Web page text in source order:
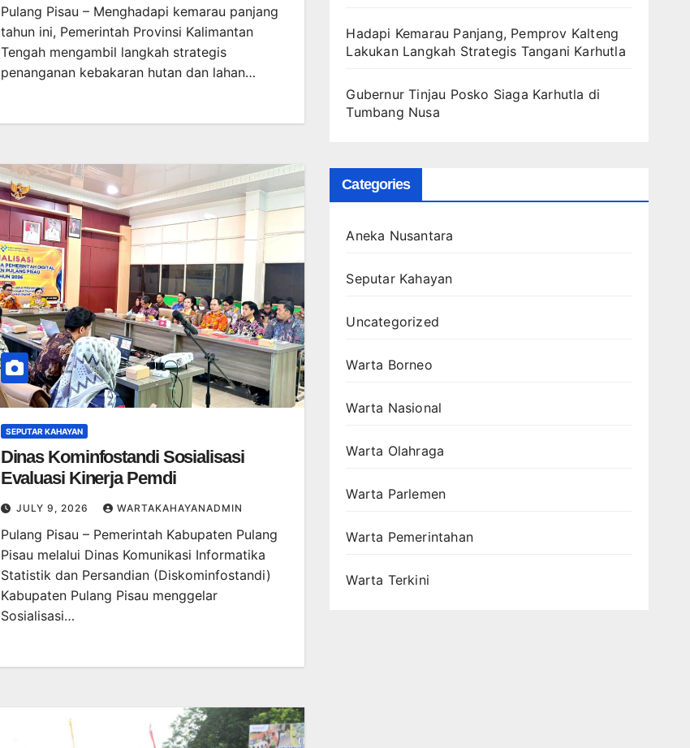
Pulang Pisau – Menghadapi kemarau panjang
tahun ini, Pemerintah Provinsi Kalimantan
Tengah mengambil langkah strategis
penanganan kebakaran hutan dan lahan…
SEPUTAR KAHAYAN
Dinas Kominfostandi Sosialisasi
Evaluasi Kinerja Pemdi
JULY 9, 2026 WARTAKAHAYANADMIN
Pulang Pisau – Pemerintah Kabupaten Pulang
Pisau melalui Dinas Komunikasi Informatika
Statistik dan Persandian (Diskominfostandi)
Kabupaten Pulang Pisau menggelar
Sosialisasi…
Hadapi Kemarau Panjang, Pemprov Kalteng
Lakukan Langkah Strategis Tangani Karhutla
Gubernur Tinjau Posko Siaga Karhutla di
Tumbang Nusa
Categories
Aneka Nusantara
Seputar Kahayan
Uncategorized
Warta Borneo
Warta Nasional
Warta Olahraga
Warta Parlemen
Warta Pemerintahan
Warta Terkini